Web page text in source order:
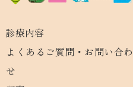
診療内容
よくあるご質問・お問い合わ
せ